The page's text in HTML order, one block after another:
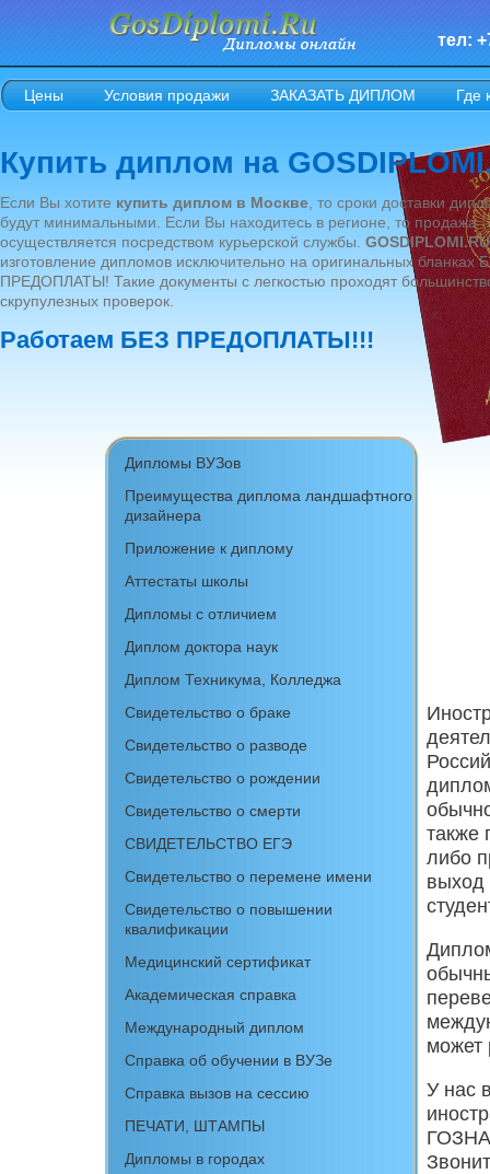
тел:
Цены Условия продажи ЗАКАЗАТЬ ДИПЛОМ Где
Купить диплом на
Если Вы хотите купить диплом в Москве , то сроки доставки
будут минимальными. Если Вы находитесь в регионе, то продажа
осуществляется посредством курьерской службы. GOSDIPLOMI.RU
изготовление дипломов исключительно на оригинальных бланках
ПРЕДОПЛАТЫ! Такие документы с легкостью проходят
скрупулезных проверок.
Работаем БЕЗ ПРЕДОПЛАТЫ!!!
также
либо
выход
может
У нас
Дипломы ВУЗов
Преимущества диплома ландшафтного
дизайнера
Приложение к диплому
Аттестаты школы
Дипломы с отличием
Диплом доктора наук
Диплом Техникума, Колледжа
Свидетельство о браке
Свидетельство о разводе
Свидетельство о рождении
Свидетельство о смерти
СВИДЕТЕЛЬСТВО ЕГЭ
Свидетельство о перемене имени
Свидетельство о повышении
квалификации
Медицинский сертификат
Академическая справка
Международный диплом
Cправка об обучении в ВУЗе
Справка вызов на сессию
ПЕЧАТИ, ШТАМПЫ
Дипломы в городах